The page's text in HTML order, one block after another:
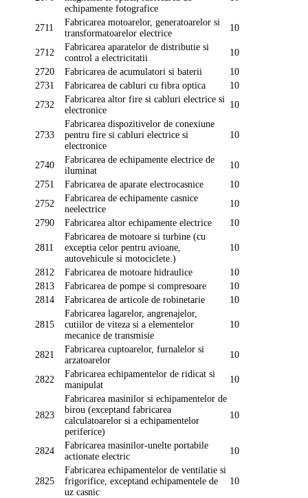
echipamente fotografice
2711
Fabricarea motoarelor, generatoarelor si
transformatoarelor electrice
10
2712
Fabricarea aparatelor de distributie si
control a electricitatii
10
2720
Fabricarea de acumulatori si baterii
10
2731
Fabricarea de cabluri cu fibra optica
10
2732
Fabricarea altor fire si cabluri electrice si
electronice
10
2733
Fabricarea dispozitivelor de conexiune
pentru fire si cabluri electrice si
electronice
10
2740
Fabricarea de echipamente electrice de
iluminat
10
2751
Fabricarea de aparate electrocasnice
10
2752
Fabricarea de echipamente casnice
neelectrice
10
2790
Fabricarea altor echipamente electrice 10
2811
Fabricarea de motoare si turbine (cu
exceptia celor pentru avioane,
autovehicule si motociclete.)
10
2812 Fabricarea de motoare hidraulice
10
2813
Fabricarea de pompe si compresoare
10
2814
Fabricarea de articole de robinetarie 10
2815
Fabricarea lagarelor, angrenajelor,
cutiilor de viteza si a elementelor
mecanice de transmisie
10
2821
Fabricarea cuptoarelor, furnalelor si
arzatoarelor
10
2822
Fabricarea echipamentelor de ridicat si
manipulat
10
2823
Fabricarea masinilor si echipamentelor de
birou (exceptand fabricarea
calculatoarelor si a echipamentelor
periferice)
10
2824
Fabricarea masinilor-unelte portabile
actionate electric
10
2825
Fabricarea echipamentelor de ventilatie si
frigorifice, exceptand echipamentele de
uz casnic
10